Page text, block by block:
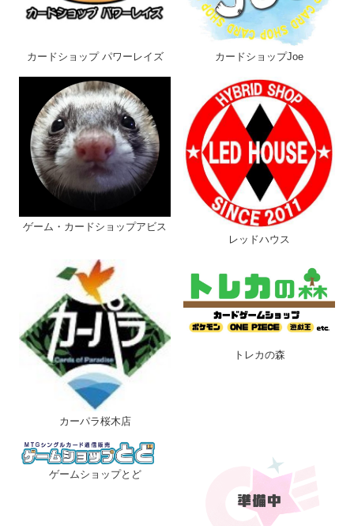
店舗
その他詳細
カードショップ パワーレイズ カードショップJoe
ゲーム・カードショップアビス
レッドハウス
カーパラ桜木店
トレカの森
ゲームショップとど